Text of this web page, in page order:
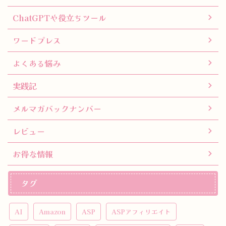
ChatGPTや役立ちツール
ワードプレス
よくある悩み
実践記
メルマガバックナンバー
レビュー
お得な情報
タグ
AI Amazon ASP ASPアフィリエイト